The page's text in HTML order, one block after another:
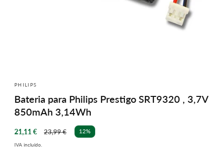
multimédia
em
modal
PHILIPS
Bateria para Philips Prestigo SRT9320 , 3,7V
850mAh 3,14Wh
Preço
de
21,11 €
Preço
23,99 € 12%
IVA incluído.